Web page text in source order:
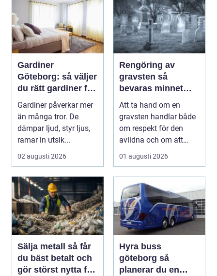
Gardiner
Göteborg: så väljer
du rätt gardiner för
hem och offentlig
miljö
Gardiner påverkar mer
än många tror. De
dämpar ljud, styr ljus,
ramar in utsik...
02 augusti 2026
Rengöring av
gravsten så
bevaras minnet
och stenen håller
längre
Att ta hand om en
gravsten handlar både
om respekt för den
avlidna och om att
bevara en viktig plats...
01 augusti 2026
Sälja metall så får
du bäst betalt och
gör störst nytta för
Hyra buss
göteborg så
planerar du en